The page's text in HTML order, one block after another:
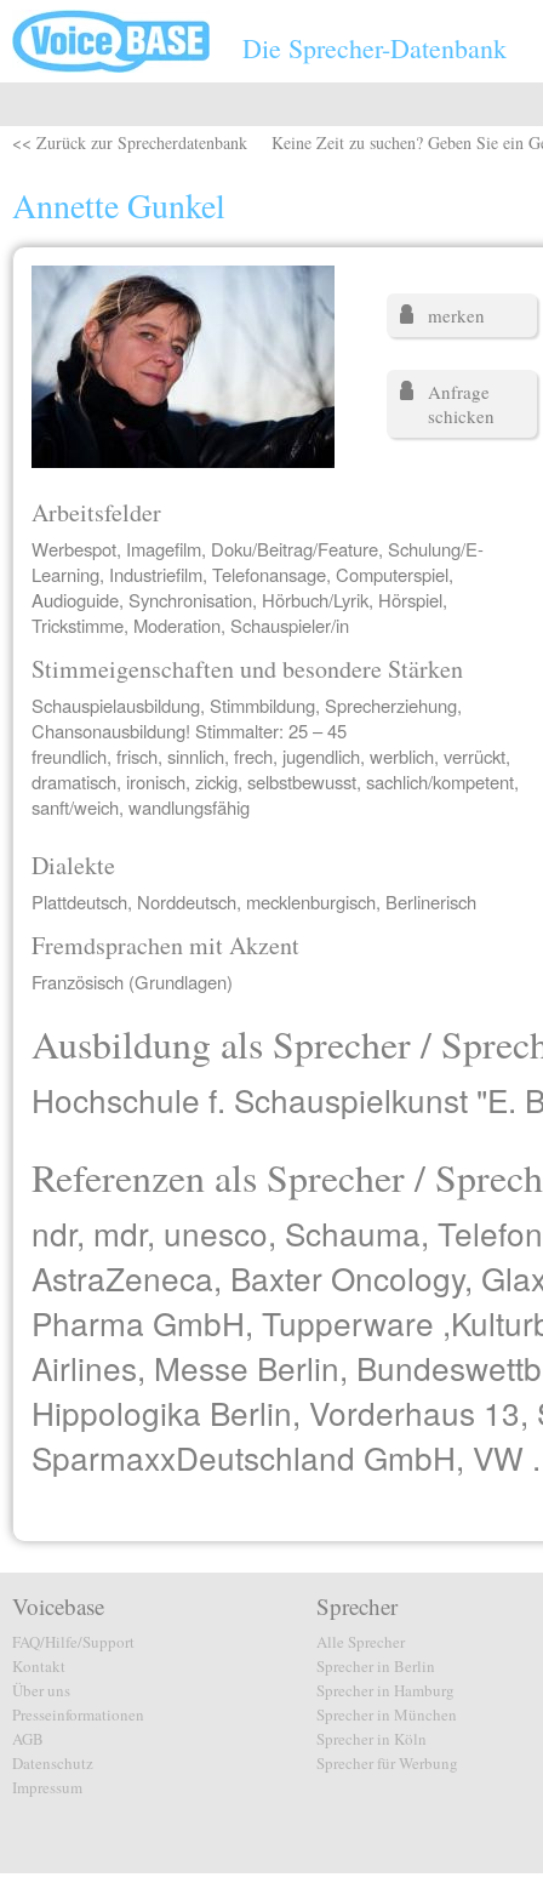
Direkt zum Inhalt
Die Sprecher-Datenbank
<< Zurück zur Sprecherdatenbank Keine Zeit zu suchen? Geben Sie ein
Annette Gunkel
merken
Anfrage
schicken
Arbeitsfelder
Werbespot, Imagefilm, Doku/Beitrag/Feature, Schulung/E-
Learning, Industriefilm, Telefonansage, Computerspiel,
Audioguide, Synchronisation, Hörbuch/Lyrik, Hörspiel,
Trickstimme, Moderation, Schauspieler/in
Stimmeigenschaften und besondere Stärken
Schauspielausbildung, Stimmbildung, Sprecherziehung,
Chansonausbildung! Stimmalter: 25 – 45
freundlich, frisch, sinnlich, frech, jugendlich, werblich, verrückt,
dramatisch, ironisch, zickig, selbstbewusst, sachlich/kompetent,
sanft/weich, wandlungsfähig
Dialekte
Plattdeutsch, Norddeutsch, mecklenburgisch, Berlinerisch
Fremdsprachen mit Akzent
Französisch (Grundlagen)
Ausbildung als Sprecher /
Hochschule f. Schauspielkunst "E.
Referenzen als Sprecher /
ndr, mdr, unesco, Schauma,
AstraZeneca, Baxter Oncology,
Pharma GmbH, Tupperware
Airlines, Messe Berlin,
Hippologika Berlin, Vorderhaus 13,
SparmaxxDeutschland GmbH, VW
Voicebase
FAQ/Hilfe/Support
Kontakt
Über uns
Presseinformationen
AGB
Datenschutz
Impressum
Sprecher
Alle Sprecher
Sprecher in Berlin
Sprecher in Hamburg
Sprecher in München
Sprecher in Köln
Sprecher für Werbung